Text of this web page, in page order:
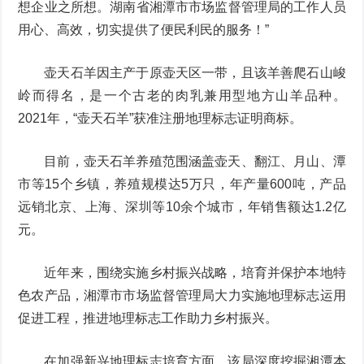
想企业之所想。湖南省湘潭市市场监督管理局的工作人员
用心、高效，切实提供了便民利民的服务！”
壶天石羊因主产于原壶天区一带，且该羊善爬石山峻
岭而得名，是一个古老的肉乳兼用型地方山羊品种。
2021年，“壶天石羊”获准注册地理标志证明商标。
目前，壶天石羊养殖范围涵盖壶天、翻江、月山、潭
市等15个乡镇，养殖规模达5万只，年产量600吨，产品
远销北京、上海、深圳等10余个城市，年销售额达1.2亿
元。
近年来，围绕实施乡村振兴战略，培育并保护本地特
色农产品，湘潭市市场监督管理局大力实施地理标志运用
促进工程，推进地理标志工作助力乡村振兴。
在加强新兴地理标志培育方面，该局深度挖掘湘潭本